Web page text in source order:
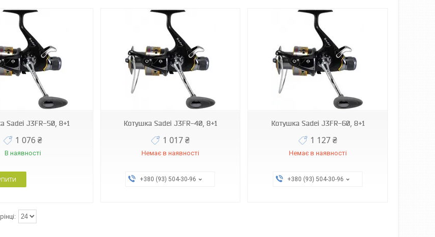
Sadei J3FR-50, 8+1
1 076 ₴
В наявності
Котушка Sadei J3FR-40, 8+1
1 017 ₴
Немає в наявності
+380 (93) 504-30-96
142938
Котушка Sadei J3FR-60, 8+1
1 127 ₴
Немає в наявності
+380 (93) 504-30-96